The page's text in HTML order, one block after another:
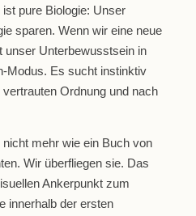
pure Biologie: Unser
sparen. Wenn wir eine neue
unser Unterbewusstsein in
Modus. Es sucht instinktiv
Ordnung und nach
mehr wie ein Buch von
Wir überfliegen sie. Das
Ankerpunkt zum
innerhalb der ersten